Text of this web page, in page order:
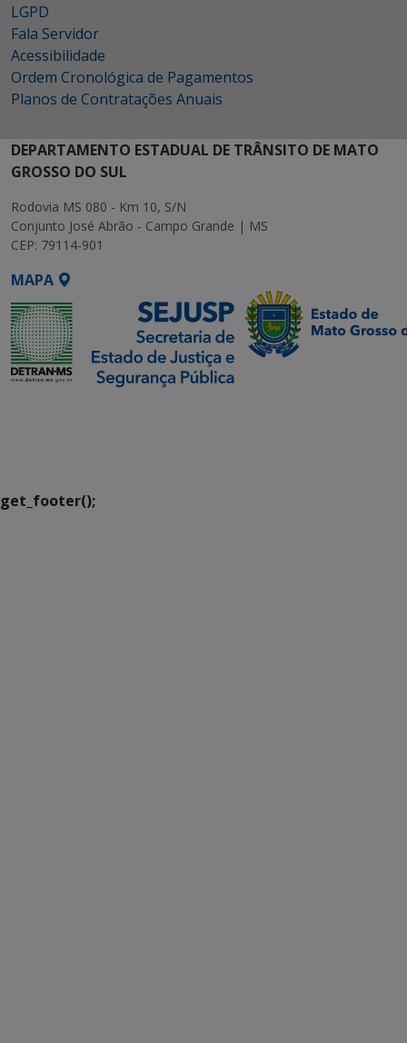
LGPD
Fala Servidor
Acessibilidade
Ordem Cronológica de Pagamentos
Planos de Contratações Anuais
DEPARTAMENTO ESTADUAL DE TRÂNSITO DE MATO
GROSSO DO SUL
Rodovia MS 080 - Km 10, S/N
Conjunto José Abrão - Campo Grande | MS
CEP: 79114-901
MAPA
get_footer();